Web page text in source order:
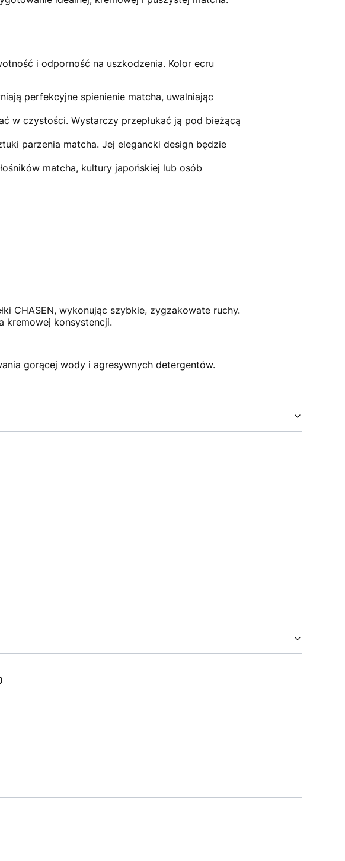
i odporność na uszkodzenia. Kolor ecru
perfekcyjne spienienie matcha, uwalniając
w czystości. Wystarczy przepłukać ją pod bieżącą
parzenia matcha. Jej elegancki design będzie
matcha, kultury japońskiej lub osób
CHASEN, wykonując szybkie, zygzakowate ruchy.
kremowej konsystencji.
gorącej wody i agresywnych detergentów.